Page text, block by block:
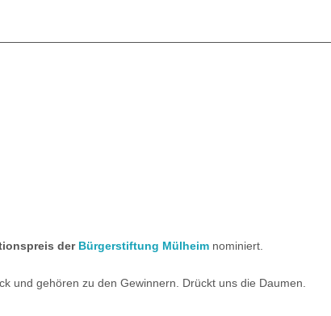
der Bürgerstiftung Mülheim nominiert.
und gehören zu den Gewinnern. Drückt uns die Daumen.